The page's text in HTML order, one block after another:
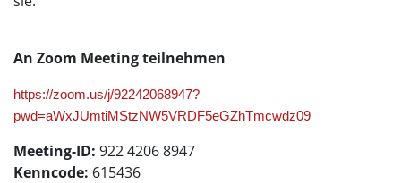
An Zoom Meeting teilnehmen
https://zoom.us/j/92242068947?
pwd=aWxJUmtiMStzNW5VRDF5eGZhTmcwdz09
Meeting-ID: 922 4206 8947
Kenncode: 615436